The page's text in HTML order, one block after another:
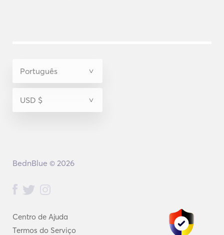
Centro de Ajuda
Termos do Serviço
BednBlue © 2026